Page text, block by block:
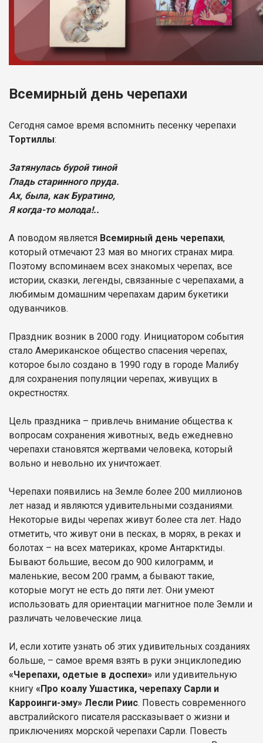
Всемирный день черепахи
Сегодня самое время вспомнить песенку черепахи
Тортиллы:
Затянулась бурой тиной
Гладь старинного пруда.
Ах, была, как Буратино,
Я когда-то молода!..
А поводом является Всемирный день черепахи,
который отмечают 23 мая во многих странах мира.
Поэтому вспоминаем всех знакомых черепах, все
истории, сказки, легенды, связанные с черепахами, а
любимым домашним черепахам дарим букетики
одуванчиков.
Праздник возник в 2000 году. Инициатором события
стало Американское общество спасения черепах,
которое было создано в 1990 году в городе Малибу
для сохранения популяции черепах, живущих в
окрестностях.
Цель праздника – привлечь внимание общества к
вопросам сохранения животных, ведь ежедневно
черепахи становятся жертвами человека, который
вольно и невольно их уничтожает.
Черепахи появились на Земле более 200 миллионов
лет назад и являются удивительными созданиями.
Некоторые виды черепах живут более ста лет. Надо
отметить, что живут они в песках, в морях, в реках и
болотах – на всех материках, кроме Антарктиды.
Бывают большие, весом до 900 килограмм, и
маленькие, весом 200 грамм, а бывают такие,
которые могут не есть до пяти лет. Они умеют
использовать для ориентации магнитное поле Земли и
различать человеческие лица.
И, если хотите узнать об этих удивительных созданиях
больше, – самое время взять в руки энциклопедию
«Черепахи, одетые в доспехи» или удивительную
книгу «Про коалу Ушастика, черепаху Сарли и
Карроинги-эму» Лесли Риис. Повесть современного
австралийского писателя рассказывает о жизни и
приключениях морской черепахи Сарли. Повесть